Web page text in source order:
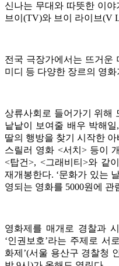
신나는 무대와 따뜻한 이
브이(TV)와 브이 라이브(V
전국 극장가에서는 뜨거운
미디 등 다양한 장르의 영
상류사회로 들어가기 위해
낱낱이 보여줄 배우 박해
딸의 행방을 찾기 시작한
스릴러 영화 <서치> 등이
<탑건>, <그래비티>와 같
재개봉한다. ‘문화가 있는
영되는 영화를 5000원에 관
영화제를 매개로 경찰과
‘인권보호’라는 주제로 서
화제’(서울 용산구 경찰청